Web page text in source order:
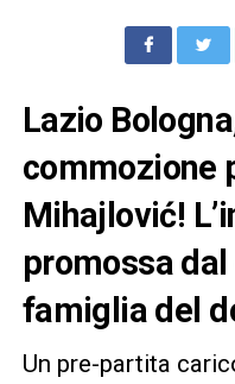
Lazio
commozione
Mihajlović!
promossa
famiglia del
Un pre-partita